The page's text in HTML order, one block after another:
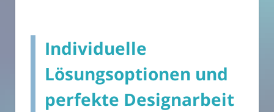
Individuelle
Lösungsoptionen und
perfekte Designarbeit